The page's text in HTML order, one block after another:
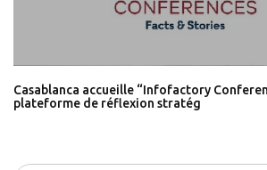
Casablanca accueille “Infofactory
plateforme de réflexion stratég